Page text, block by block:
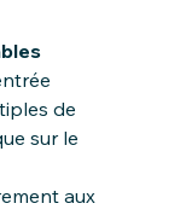
de
sur le
aux